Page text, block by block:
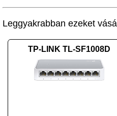
Leggyakrabban ezeket
TP-LINK TL-SF1008D